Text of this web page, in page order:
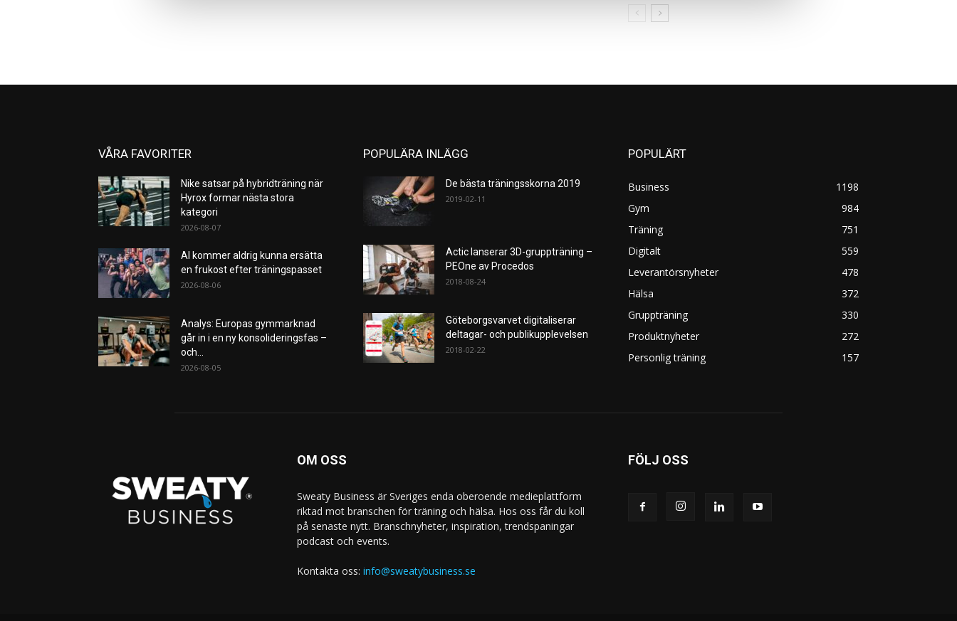
VÅRA FAVORITER
Nike satsar på hybridträning när
Hyrox formar nästa stora
kategori
2026-08-07
AI kommer aldrig kunna ersätta
en frukost efter träningspasset
2026-08-06
Analys: Europas gymmarknad
går in i en ny konsolideringsfas –
och...
2026-08-05
POPULÄRA INLÄGG
De bästa träningsskorna 2019
2019-02-11
Actic lanserar 3D-gruppträning –
PEOne av Procedos
2018-08-24
Göteborgsvarvet digitaliserar
deltagar- och publikupplevelsen
2018-02-22
POPULÄRT
Business
1198
Gym
984
Träning
751
Digitalt
559
Leverantörsnyheter
478
Hälsa
372
Gruppträning
330
Produktnyheter
272
Personlig träning
157
OM OSS
Sweaty Business är Sveriges enda oberoende medieplattform
riktad mot branschen för träning och hälsa. Hos oss får du koll
på senaste nytt. Branschnyheter, inspiration, trendspaningar
podcast och events.
Kontakta oss: info@sweatybusiness.se
FÖLJ OSS